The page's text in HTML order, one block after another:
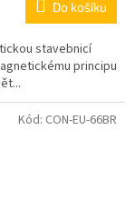
Do košíku
stavebnicí
principu
Kód: CON-EU-66BR